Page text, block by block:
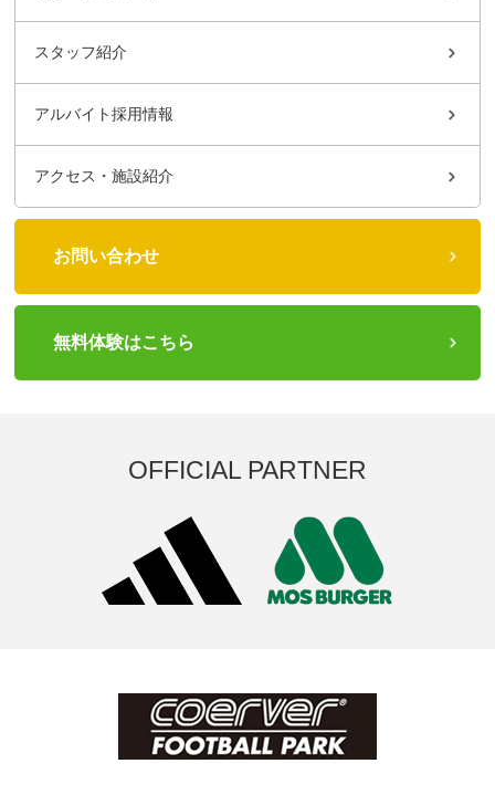
スタッフ紹介
アルバイト採用情報
アクセス・施設紹介
お問い合わせ
無料体験はこちら
OFFICIAL PARTNER